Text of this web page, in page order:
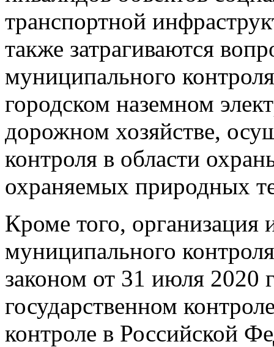
транспортной
также затрагиваются
муниципального
городском наземном
дорожном хозяйстве,
контроля в области
охраняемых природных
Кроме того, организация
муниципального
законом от 31 июля
государственном
контроле в Российской